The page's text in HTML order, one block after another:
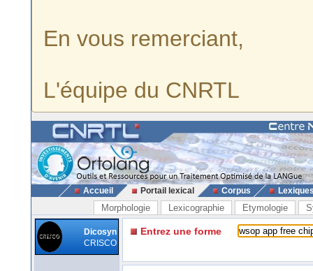
En vous remerciant,
L'équipe du CNRTL
Accueil Portail lexical Corpus
Morphologie Lexicographie Etymologie
Dicosyn
CRISCO
Entrez une forme